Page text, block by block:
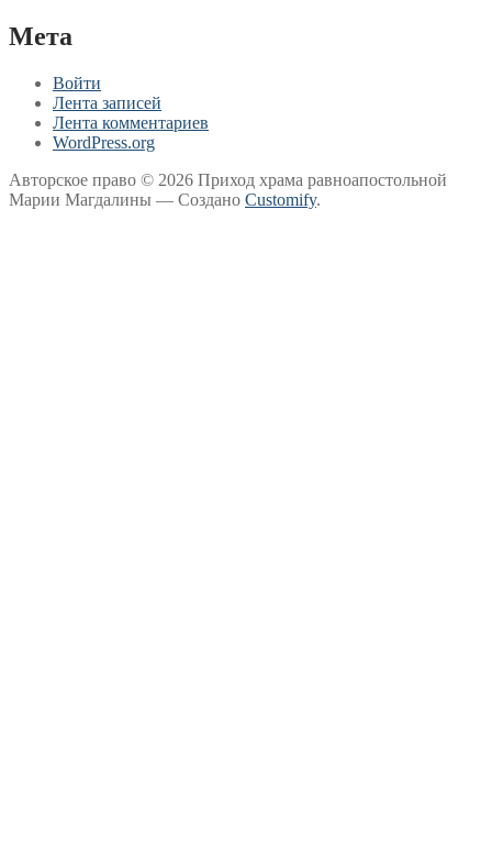
Мета
Войти
Лента записей
Лента комментариев
WordPress.org
Авторское право © 2026 Приход храма равноапостольной
Марии Магдалины — Создано Customify.